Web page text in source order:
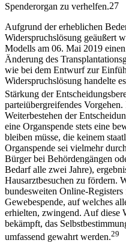
Spenderorgan zu verhelfen.27
Aufgrund der erheblichen
Widerspruchslösung geäußert
Modells am 06. Mai 2019
Änderung des
wie bei dem Entwurf zur
Widerspruchslösung handelte
Stärkung der
parteiübergreifendes
Weiterbestehen der
eine Organspende stets eine
bleiben müsse, die keinem
Organspende sei vielmehr
Bürger bei Behördengängen
Bedarf alle zwei Jahre),
Hausarztbesuchen zu fördern.
bundesweiten Online-
Gewebespende, auf welches
erhielten, zwingend. Auf diese
bekämpft, das
umfassend gewahrt werden.29